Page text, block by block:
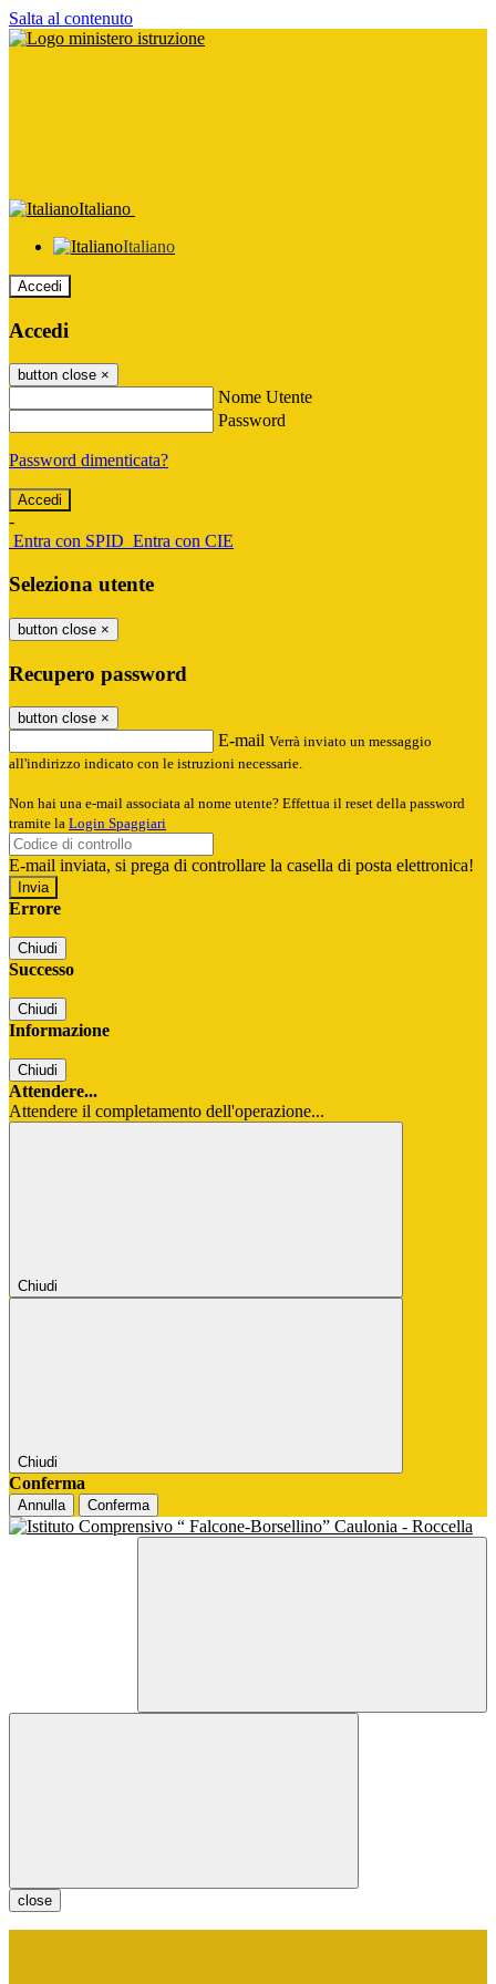
Salta al contenuto
Italiano
Italiano
Accedi
Accedi
button close ×
Nome Utente
Password
Password dimenticata?
-
Entra con SPID Entra con CIE
Seleziona utente
button close ×
Recupero password
button close ×
E-mail Verrà inviato un messaggio
all'indirizzo indicato con le istruzioni necessarie.
Non hai una e-mail associata al nome utente? Effettua il reset della password
tramite la Login Spaggiari
E-mail inviata, si prega di controllare la casella di posta elettronica!
Errore
Chiudi
Successo
Chiudi
Informazione
Chiudi
Attendere...
Attendere il completamento dell'operazione...
Chiudi
Chiudi
Conferma
Annulla Conferma
close